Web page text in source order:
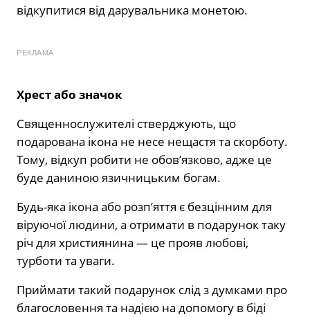
відкупитися від дарувальника монетою.
РЕКЛАМА
Хрест або значок
Священнослужителі стверджують, що
подарована ікона не несе нещастя та скорботу.
Тому, відкуп робити не обов’язково, адже це
буде даниною язичницьким богам.
Будь-яка ікона або розп’яття є безцінним для
віруючої людини, а отримати в подарунок таку
річ для християнина — це прояв любові,
турботи та уваги.
Приймати такий подарунок слід з думками про
благословення та надією на допомогу в біді